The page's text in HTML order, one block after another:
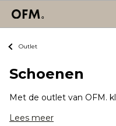
Outlet
Schoenen
Lees meer